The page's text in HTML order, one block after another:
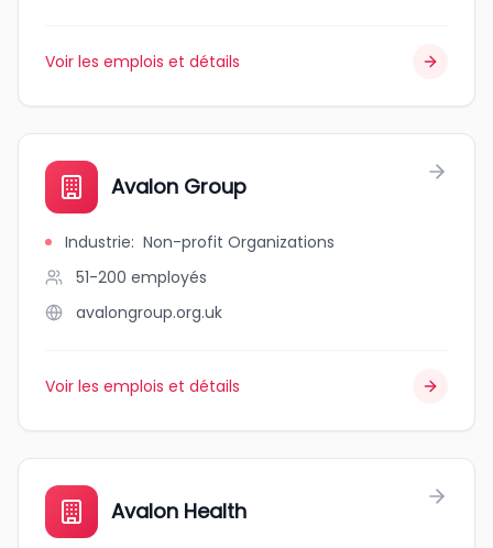
Voir les emplois et détails
Avalon Group
Industrie: Non-profit Organizations
51-200 employés
avalongroup.org.uk
Voir les emplois et détails
Avalon Health